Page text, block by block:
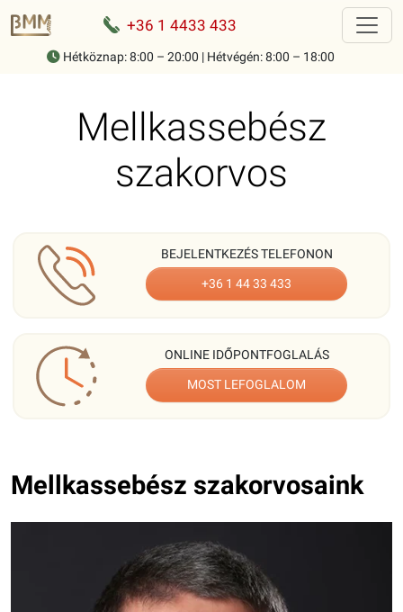
+36 1 4433 433
Hétköznap: 8:00 – 20:00 | Hétvégén: 8:00 – 18:00
- Munkatársaink Mellkassebész szakorvos
Mellkassebész
szakorvos
BEJELENTKEZÉS TELEFONON
+36 1 44 33 433
ONLINE IDŐPONTFOGLALÁS
MOST LEFOGLALOM
Mellkassebész szakorvosaink